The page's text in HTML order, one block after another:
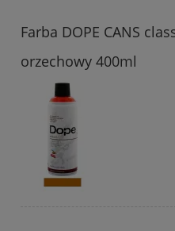
Farba DOPE CANS
orzechowy 400ml